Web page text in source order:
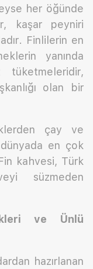
her öğünde
kaşar peyniri
Finlilerin en
yanında
olan bir
çay ve
en çok
kahvesi, Türk
süzmeden
ve Ünlü
hazırlanan